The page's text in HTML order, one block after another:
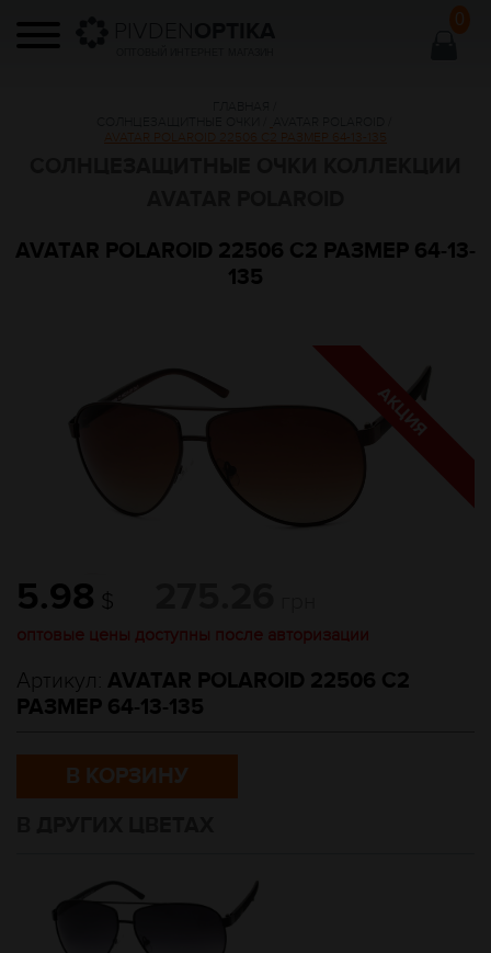
0
AVATAR POLAROID 22506 С2 РАЗМЕР 64-13-135
AVATAR POLAROID 22506 С2 РАЗМЕР 64-13-
135
5.98 $
оптовые цены доступны после авторизации
Артикул: AVATAR POLAROID 22506 С2
РАЗМЕР 64-13-135
В КОРЗИНУ